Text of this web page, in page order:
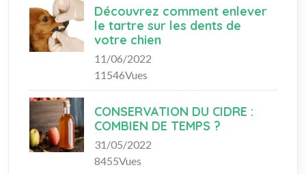
Découvrez comment enlever
le tartre sur les dents de
votre chien
11/06/2022
11546Vues
CONSERVATION DU CIDRE :
COMBIEN DE TEMPS ?
31/05/2022
8455Vues